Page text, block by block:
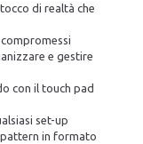
di realtà che
e gestire
con il touch pad
set-up
in formato